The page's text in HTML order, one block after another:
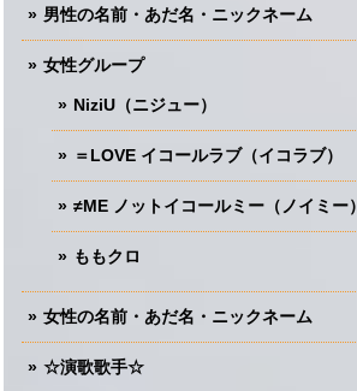
男性の名前・あだ名・ニックネーム
女性グループ
NiziU（ニジュー）
＝LOVE イコールラブ（イコラブ）
≠ME ノットイコールミー（ノイミー）
ももクロ
女性の名前・あだ名・ニックネーム
☆演歌歌手☆